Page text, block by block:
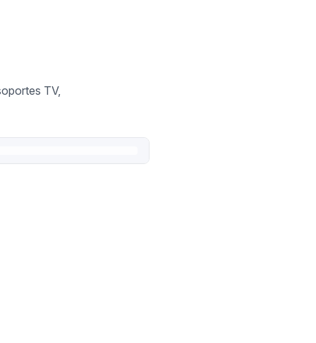
TV,